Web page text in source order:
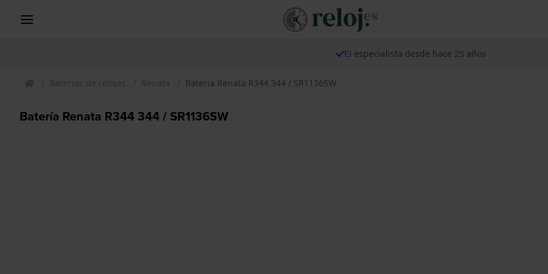
El especialista desde hace 25 años
Baterias de relojes Renata Batería Renata R344 344 / SR1136SW
Batería Renata R344 344 / SR1136SW